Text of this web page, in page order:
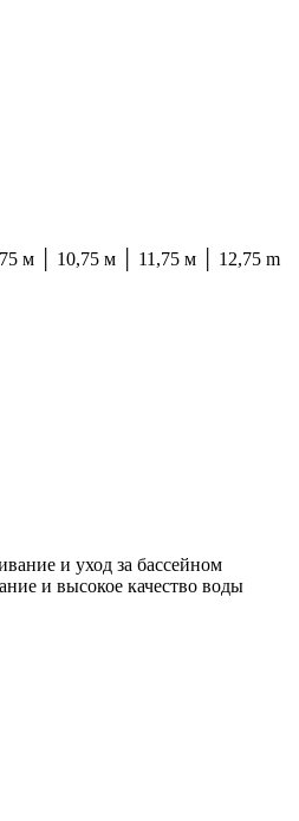
м │ 10,75 м │ 11,75 м │ 12,75 m
и уход за бассейном
и высокое качество воды